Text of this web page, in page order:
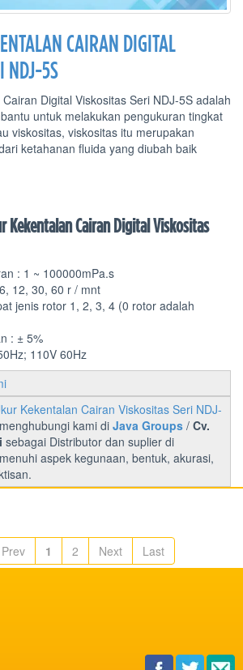
CAIRAN DIGITAL
NDJ-5S
Digital Viskositas Seri NDJ-5S adalah
untuk melakukan pengukuran tingkat
viskositas, viskositas itu merupakan
ketahanan fluida yang diubah baik
Kekentalan Cairan Digital Viskositas
: 1 ~ 100000mPa.s
12, 30, 60 r / mnt
jenis rotor 1, 2, 3, 4 (0 rotor adalah
: ± 5%
110V 60Hz
Kekentalan Cairan Viskositas Seri NDJ-
kami di Java Groups / Cv.
sebagai Distributor dan suplier di
aspek kegunaan, bentuk, akurasi,
Prev 1 2 Next Last